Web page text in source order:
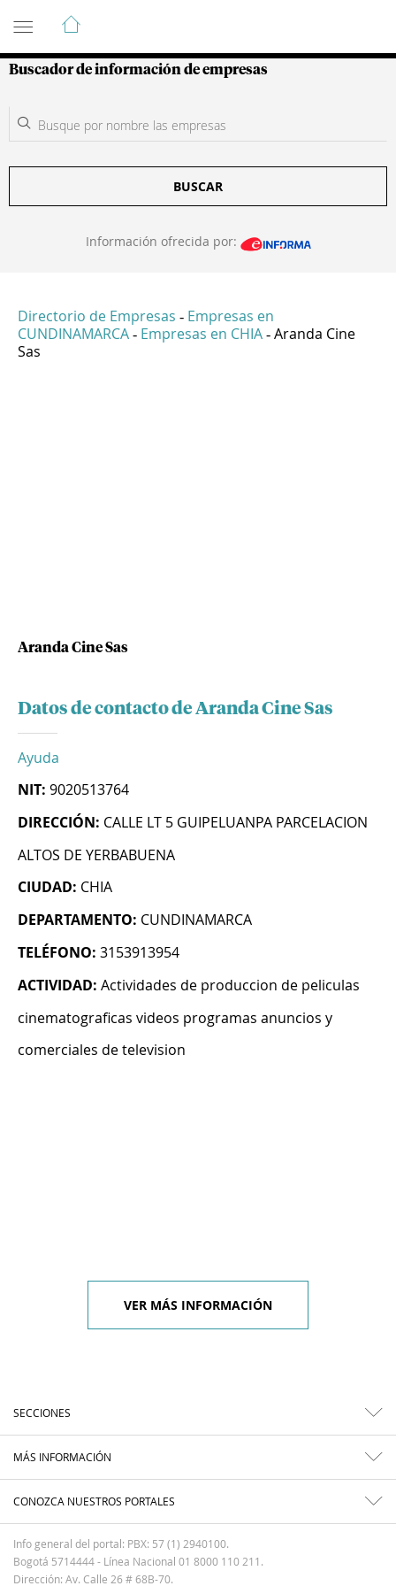
Guía de Empresas Colombianas
Buscador de información de empresas
BUSCAR
Información ofrecida por:
Directorio de Empresas - Empresas en
CUNDINAMARCA - Empresas en CHIA - Aranda Cine
Sas
Aranda Cine Sas
Datos de contacto de Aranda Cine Sas
Ayuda
NIT: 9020513764
DIRECCIÓN: CALLE LT 5 GUIPELUANPA PARCELACION
ALTOS DE YERBABUENA
CIUDAD: CHIA
DEPARTAMENTO: CUNDINAMARCA
TELÉFONO: 3153913954
ACTIVIDAD: Actividades de produccion de peliculas
cinematograficas videos programas anuncios y
comerciales de television
VER MÁS INFORMACIÓN
SECCIONES
MÁS INFORMACIÓN
CONOZCA NUESTROS PORTALES
Info general del portal: PBX: 57 (1) 2940100.
Bogotá 5714444 - Línea Nacional 01 8000 110 211.
Dirección: Av. Calle 26 # 68B-70.